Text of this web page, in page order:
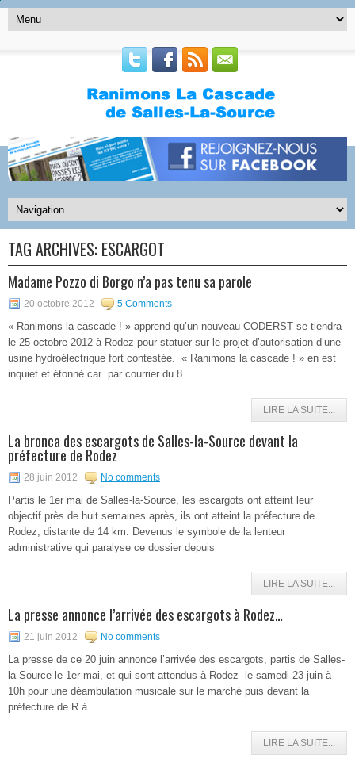
TAG ARCHIVES: ESCARGOT
Madame Pozzo di Borgo n’a pas tenu sa parole
20 octobre 2012 5 Comments
« Ranimons la cascade ! » apprend qu’un nouveau CODERST se tiendra
le 25 octobre 2012 à Rodez pour statuer sur le projet d’autorisation d’une
usine hydroélectrique fort contestée. « Ranimons la cascade ! » en est
inquiet et étonné car par courrier du 8
LIRE LA SUITE...
La bronca des escargots de Salles-la-Source devant la
préfecture de Rodez
28 juin 2012 No comments
Partis le 1er mai de Salles-la-Source, les escargots ont atteint leur
objectif près de huit semaines après, ils ont atteint la préfecture de
Rodez, distante de 14 km. Devenus le symbole de la lenteur
administrative qui paralyse ce dossier depuis
LIRE LA SUITE...
La presse annonce l’arrivée des escargots à Rodez…
21 juin 2012 No comments
La presse de ce 20 juin annonce l’arrivée des escargots, partis de Salles-
la-Source le 1er mai, et qui sont attendus à Rodez le samedi 23 juin à
10h pour une déambulation musicale sur le marché puis devant la
préfecture de R à
LIRE LA SUITE...